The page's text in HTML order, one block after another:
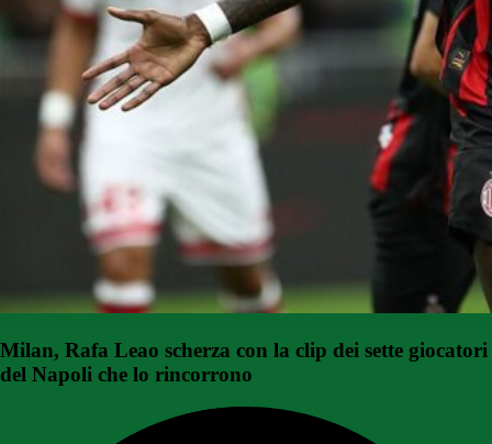
Milan, Rafa Leao scherza con la clip dei sette giocatori
del Napoli che lo rincorrono